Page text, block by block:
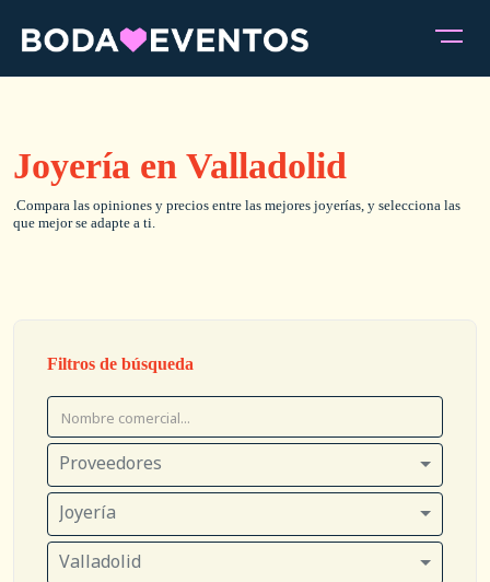
Joyería en Valladolid
.Compara las opiniones y precios entre las mejores joyerías, y selecciona las
que mejor se adapte a ti.
Filtros de búsqueda
Proveedores
Joyería
Valladolid